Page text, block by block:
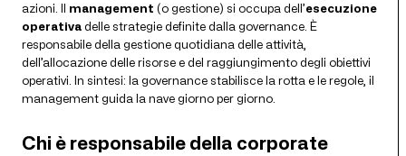
azioni. Il management (o gestione) si occupa dell’esecuzione
operativadelle strategie definite dalla governance. È
responsabile della gestione quotidiana delle attività,
dell’allocazione delle risorse e del raggiungimento degli obiettivi
operativi. In sintesi: la governance stabilisce la rotta e le regole, il
management guida la nave giorno per giorno.
Chi è responsabile della corporate